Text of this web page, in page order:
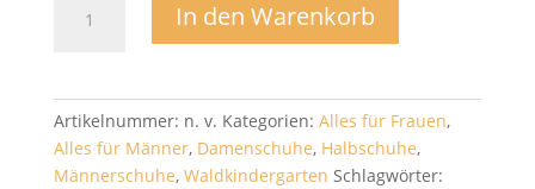
Sneaker
Menge
In den Warenkorb
Artikelnummer: n. v. Kategorien: Alles für Frauen,
Alles für Männer, Damenschuhe, Halbschuhe,
Männerschuhe, Waldkindergarten Schlagwörter: